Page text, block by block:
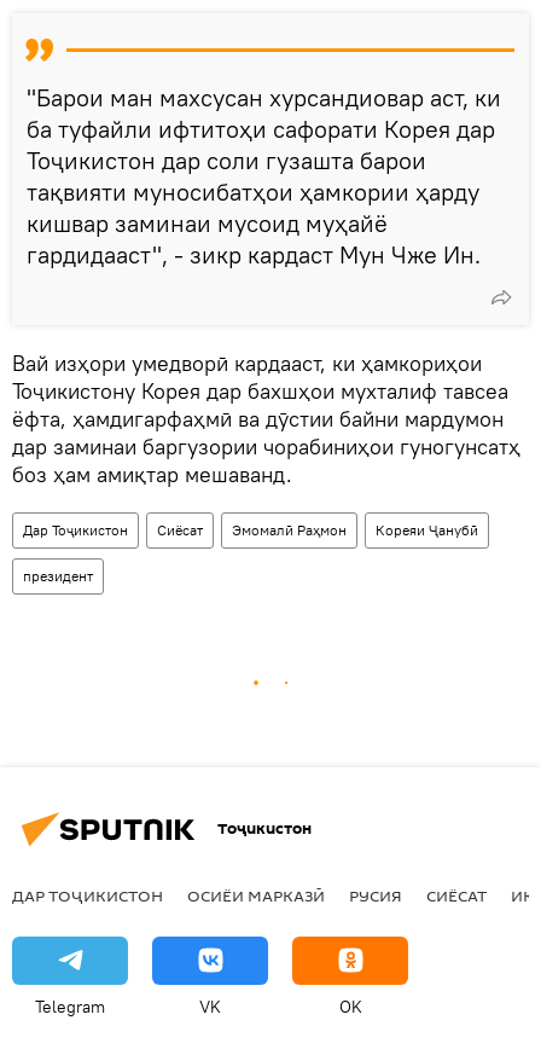
"Барои ман махсусан хурсандиовар аст, ки
ба туфайли ифтитоҳи сафорати Корея дар
Тоҷикистон дар соли гузашта барои
тақвияти муносибатҳои ҳамкории ҳарду
кишвар заминаи мусоид муҳайё
гардидааст", - зикр кардаст Мун Чже Ин.
Вай изҳори умедворӣ кардааст, ки ҳамкориҳои
Тоҷикистону Корея дар бахшҳои мухталиф тавсеа
ёфта, ҳамдигарфаҳмӣ ва дӯстии байни мардумон
дар заминаи баргузории чорабиниҳои гуногунсатҳ
боз ҳам амиқтар мешаванд.
Дар Тоҷикистон Сиёсат Эмомалӣ Раҳмон Кореяи Ҷанубӣ
президент
Тоҷикистон
ДАР ТОҶИКИСТОН ОСИЁИ МАРКАЗӢ РУСИЯ СИЁСАТ
Telegram VK OK